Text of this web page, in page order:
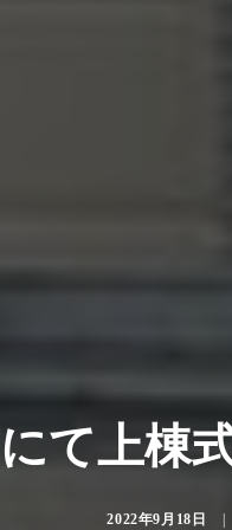
て上棟
2022年9月18日